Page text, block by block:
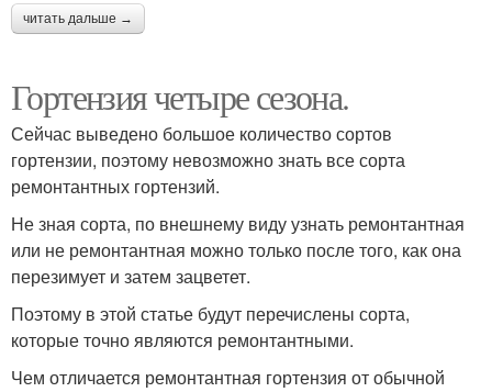
читать дальше →
Гортензия четыре сезона.
Сейчас выведено большое количество сортов
гортензии, поэтому невозможно знать все сорта
ремонтантных гортензий.
Не зная сорта, по внешнему виду узнать ремонтантная
или не ремонтантная можно только после того, как она
перезимует и затем зацветет.
Поэтому в этой статье будут перечислены сорта,
которые точно являются ремонтантными.
Чем отличается ремонтантная гортензия от обычной